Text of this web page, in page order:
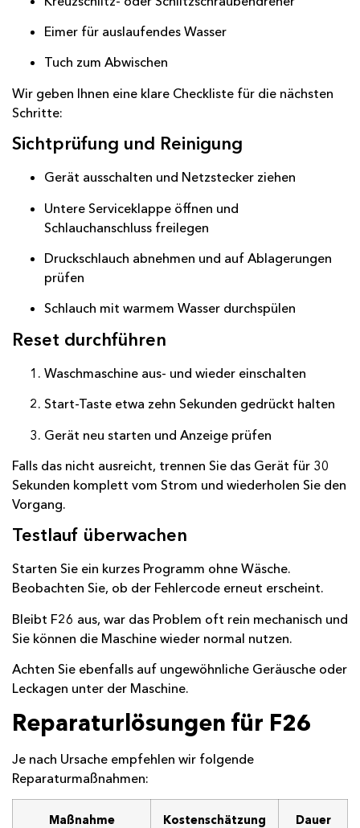
Eimer für auslaufendes Wasser
Tuch zum Abwischen
Wir geben Ihnen eine klare Checkliste für die nächsten
Schritte:
Sichtprüfung und Reinigung
Gerät ausschalten und Netzstecker ziehen
Untere Serviceklappe öffnen und
Schlauchanschluss freilegen
Druckschlauch abnehmen und auf Ablagerungen
prüfen
Schlauch mit warmem Wasser durchspülen
Reset durchführen
Waschmaschine aus- und wieder einschalten
Start-Taste etwa zehn Sekunden gedrückt halten
Gerät neu starten und Anzeige prüfen
Falls das nicht ausreicht, trennen Sie das Gerät für 30
Sekunden komplett vom Strom und wiederholen Sie den
Vorgang.
Testlauf überwachen
Starten Sie ein kurzes Programm ohne Wäsche.
Beobachten Sie, ob der Fehlercode erneut erscheint.
Bleibt F26 aus, war das Problem oft rein mechanisch und
Sie können die Maschine wieder normal nutzen.
Achten Sie ebenfalls auf ungewöhnliche Geräusche oder
Leckagen unter der Maschine.
Reparaturlösungen für F26
Je nach Ursache empfehlen wir folgende
Reparaturmaßnahmen:
Maßnahme Kostenschätzung Dauer